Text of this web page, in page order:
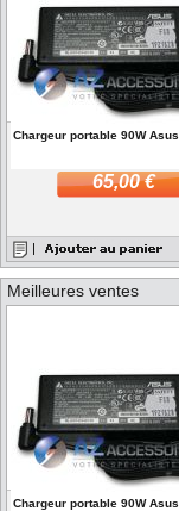
Chargeur portable 90W Asus
65,00 €
Meilleures ventes
Chargeur portable 90W Asus